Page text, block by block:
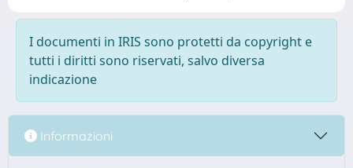
I documenti in IRIS sono protetti da copyright e
tutti i diritti sono riservati, salvo diversa
indicazione
Informazioni